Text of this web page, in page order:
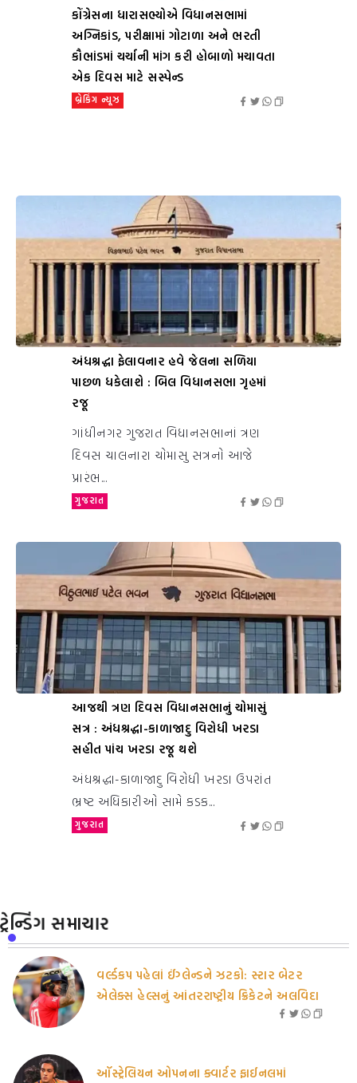
કોંગ્રેસના ધારાસભ્યોએ વિધાનસભામાં
અગ્નિકાંડ, પરીક્ષામાં ગોટાળા અને ભરતી
કૌભાંડમાં ચર્ચાની માંગ કરી હોબાળો મચાવતા
એક દિવસ માટે સસ્પેન્ડ
બ્રેકિંગ ન્યૂઝ
અંધશ્રદ્ધા ફેલાવનાર હવે જેલના સળિયા
પાછળ ધકેલાશે : બિલ વિધાનસભા ગૃહમાં
રજૂ
ગાંધીનગર ગુજરાત વિધાનસભાનાં ત્રણ
દિવસ ચાલનારા ચોમાસુ સત્રનો આજે
પ્રારંભ...
ગુજરાત
આજથી ત્રણ દિવસ વિધાનસભાનું ચોમાસું
સત્ર : અંધશ્રદ્ધા-કાળાજાદુ વિરોધી ખરડા
સહીત પાંચ ખરડા રજૂ થશે
અંધશ્રદ્ધા-કાળાજાદુ વિરોધી ખરડા ઉપરાંત
ભ્રષ્ટ અધિકારીઓ સામે કડક...
ગુજરાત
ટ્રેન્ડિંગ સમાચાર
વર્લ્ડકપ પહેલાં ઈંગ્લેન્ડને ઝટકો: સ્ટાર બેટર
એલેક્સ હેલ્સનું આંતરરાષ્ટ્રીય ક્રિકેટને અલવિદા
ઑસ્ટ્રેલિયન ઓપનના ક્વાર્ટર ફાઈનલમાં